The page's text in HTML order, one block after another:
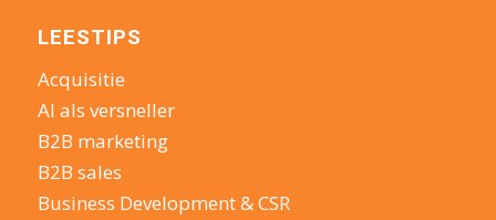
LEESTIPS
Acquisitie
AI als versneller
B2B marketing
B2B sales
Business Development & CSR